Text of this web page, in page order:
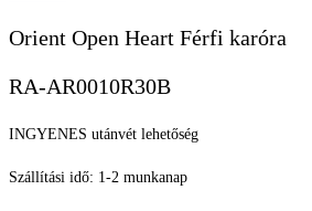
Orient Open Heart Férfi karóra
RA-AR0010R30B
INGYENES utánvét lehetőség
Szállítási idő: 1-2 munkanap